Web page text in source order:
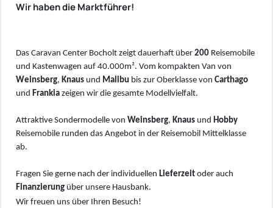
Wir haben die Marktführer!
Das Caravan Center Bocholt zeigt dauerhaft über 200 Reisemobile
und Kastenwagen auf 40.000m². Vom kompakten Van von
Weinsberg, Knaus und Malibu bis zur Oberklasse von Carthago
und Frankia zeigen wir die gesamte Modellvielfalt.
Attraktive Sondermodelle von Weinsberg, Knaus und Hobby
Reisemobile runden das Angebot in der Reisemobil Mittelklasse
ab.
Fragen Sie gerne nach der individuellen Lieferzeit oder auch
Finanzierung über unsere Hausbank.
Wir freuen uns über Ihren Besuch!